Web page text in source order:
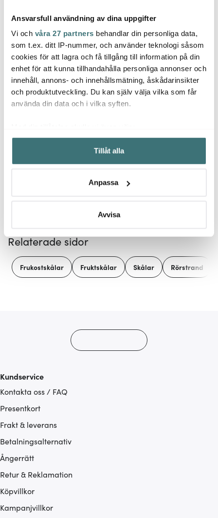
Ansvarsfull användning av dina uppgifter
Vi och våra 27 partners behandlar din personliga data,
som t.ex. ditt IP-nummer, och använder teknologi såsom
cookies för att lagra och få tillgång till information på din
enhet för att kunna tillhandahålla personliga annonser och
innehåll, annons- och innehållsmätning, åskådarinsikter
och produktutveckling. Du kan själv välja vilka som får
använda din data och i vilka syften.
Samla in information om din geografiska plats som
kan ha en noggrannhet på upp till flera meter
Identifiera din enhet genom att aktivt skanna den för
Ta reda på mer om hur dina personliga uppgifter
Du kan ändra eller dra tillbaka ditt samtycke när som
Vi använder cookies för att innehållet och annonserna
ska anpassas efter det som vi tror att du tycker om. Det
gör också att vi kan analysera vår trafik och göra
Tillåt alla
Anpassa
Avvisa
Rörstrand
Ostindia Floris Skål 50
cl
325 kr
Rörstrand
Ostindia Floris Tallrik
blå 27 cm
415 kr
Låt dig inspireras av våra kunder
Relaterade sidor
Frukostskålar Fruktskålar Skålar Rörstrand
Kundservice
Kontakta oss / FAQ
Presentkort
Frakt & leverans
Betalningsalternativ
Ångerrätt
Retur & Reklamation
Köpvillkor
Kampanjvillkor